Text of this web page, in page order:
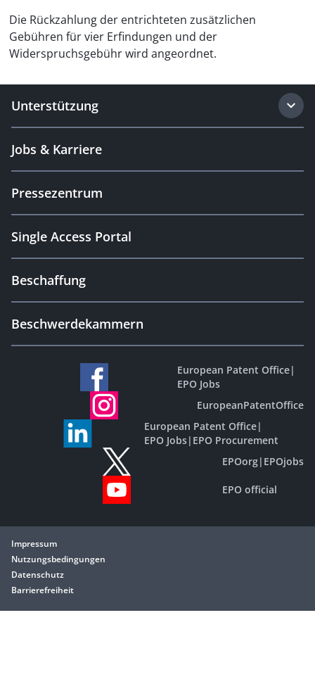
Die Rückzahlung der entrichteten zusätzlichen
Gebühren für vier Erfindungen und der
Widerspruchsgebühr wird angeordnet.
Unterstützung
Jobs & Karriere
Pressezentrum
Single Access Portal
Beschaffung
Beschwerdekammern
European Patent Office|
EPO Jobs
EuropeanPatentOffice
European Patent Office|
EPO Jobs| EPO Procurement
EPOorg| EPOjobs
EPO official
Impressum
Nutzungsbedingungen
Datenschutz
Barrierefreiheit